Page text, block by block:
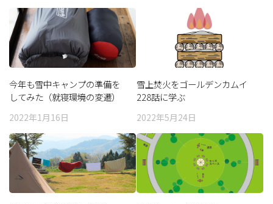
今年も雪中キャンプの準備を
してみた（就寝環境の変遷）
2022年1月16日
雪上焚火をゴールデンカムイ
228話に学ぶ
2022年5月24日